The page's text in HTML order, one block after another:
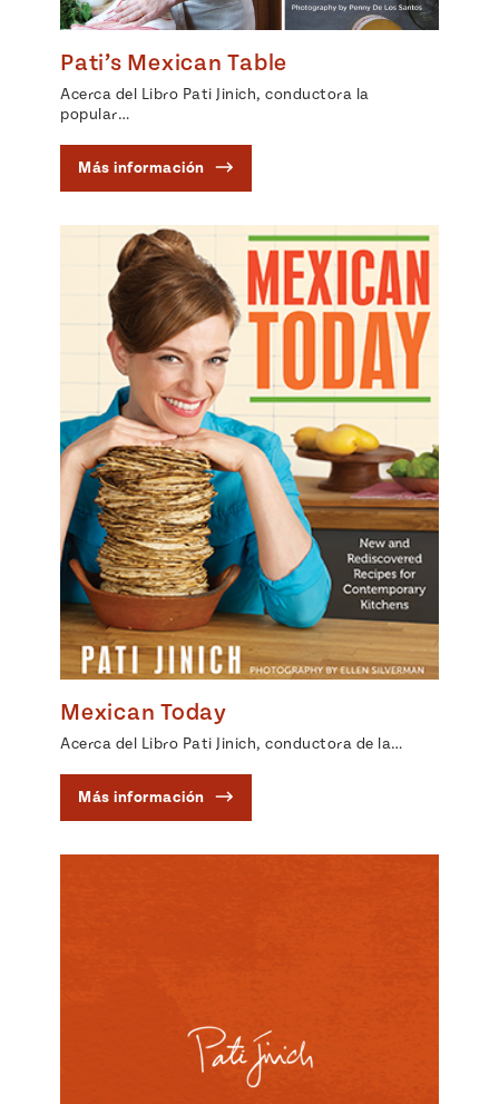
Add flavor to your inbox.
Sopas
Calientitas
Pascua
Judío –
Mexicana
Kitchens
Nuevo
Pati's
Mexican
Pati’s Mexican Table
Acerca del Libro Pati Jinich, conductora la
popular…
Más información
Mexican Today
Acerca del Libro Pati Jinich, conductora de la…
Más información